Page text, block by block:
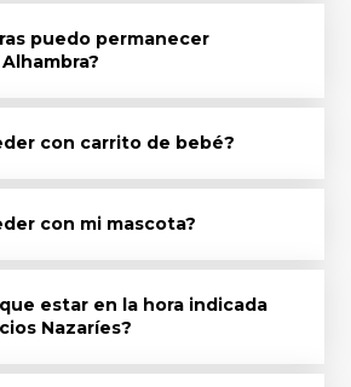
puedo permanecer
con carrito de bebé?
con mi mascota?
estar en la hora indicada
Nazaríes?